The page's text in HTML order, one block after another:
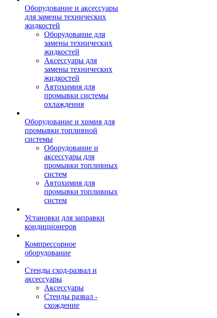
Оборудование и аксессуары
для замены технических
жидкостей
Оборудование для
замены технических
жидкостей
Аксессуары для
замены технических
жидкостей
Автохимия для
промывки системы
охлаждения
Оборудование и химия для
промывки топливной
системы
Оборудование и
аксессуары для
промывки топливных
систем
Автохимия для
промывки топливных
систем
Установки для заправки
кондиционеров
Компрессорное
оборудование
Стенды сход-развал и
аксессуары
Аксессуары
Стенды развал -
схождение